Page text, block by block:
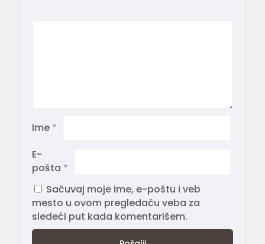
Ime *
E-
pošta *
Sačuvaj moje ime, e-poštu i veb
mesto u ovom pregledaču veba za
sledeći put kada komentarišem.